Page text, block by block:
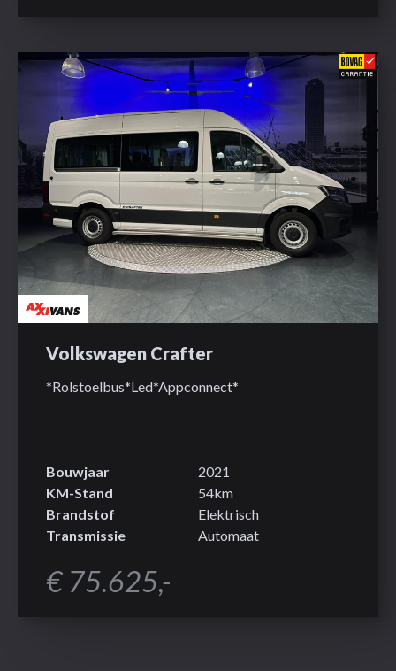
Volkswagen Crafter
*Rolstoelbus*Led*Appconnect*
Bouwjaar
2021
KM-Stand
54km
Brandstof
Elektrisch
Transmissie
Automaat
€ 75.625,-